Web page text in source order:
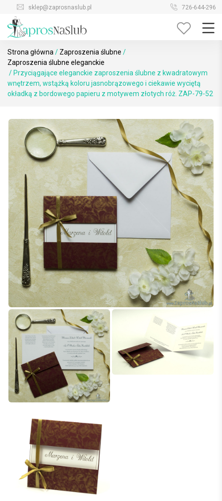
content
sklep@zaprosnaslub.pl 726-644-296
Strona główna / Zaproszenia ślubne /
Zaproszenia ślubne eleganckie
/ Przyciągające eleganckie zaproszenia ślubne z kwadratowym
wnętrzem, wstążką koloru jasnobrązowego i ciekawie wyciętą
okładką z bordowego papieru z motywem złotych róż. ZAP-79-52